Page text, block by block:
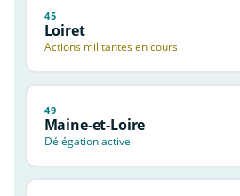
45
Loiret
Actions militantes en cours
49
Maine-et-Loire
Délégation active